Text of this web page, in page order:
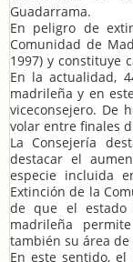
Guadarrama.
En peligro de
Comunidad de
1997) y constituye
En la actualidad,
madrileña y en
viceconsejero. De
volar entre finales
La Consejería
destacar el
especie incluida
Extinción de la
de que el estado
madrileña
también su área de
En este sentido, el